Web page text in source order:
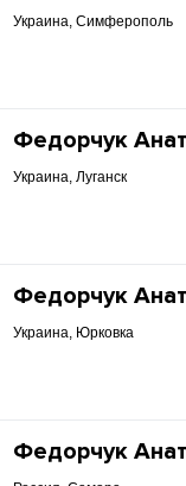
Украина, Симферополь
Федорчук
Украина, Луганск
Федорчук
Украина, Юрковка
Федорчук